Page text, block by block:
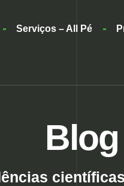
Serviços – All Pé
Blog